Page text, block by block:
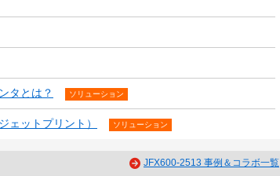
タとは？ ソリューション
ェットプリント） ソリューション
JFX600-2513 事例＆コラボ一覧